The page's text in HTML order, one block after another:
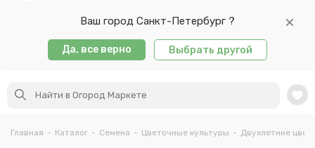
Ваш город Санкт-Петербург ?
Да, все верно Выбрать другой
Главная - Каталог - Семена - Цветочные культуры - Двухлетние